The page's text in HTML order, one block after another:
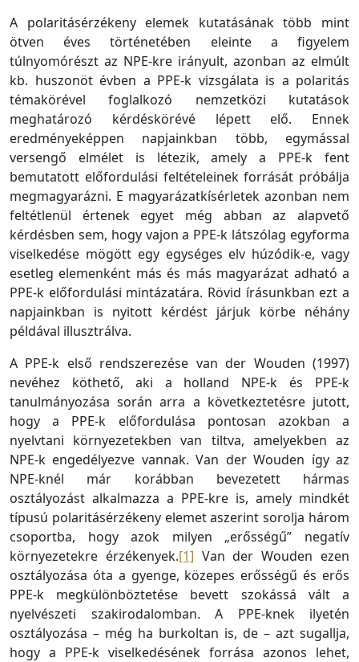
A polaritásérzékeny elemek kutatásának több mint
ötven éves történetében eleinte a figyelem
túlnyomórészt az NPE-kre irányult, azonban az elmúlt
kb. huszonöt évben a PPE-k vizsgálata is a polaritás
témakörével foglalkozó nemzetközi kutatások
meghatározó kérdéskörévé lépett elő. Ennek
eredményeképpen napjainkban több, egymással
versengő elmélet is létezik, amely a PPE-k fent
bemutatott előfordulási feltételeinek forrását próbálja
megmagyarázni. E magyarázatkísérletek azonban nem
feltétlenül értenek egyet még abban az alapvető
kérdésben sem, hogy vajon a PPE-k látszólag egyforma
viselkedése mögött egy egységes elv húzódik-e, vagy
esetleg elemenként más és más magyarázat adható a
PPE-k előfordulási mintázatára. Rövid írásunkban ezt a
napjainkban is nyitott kérdést járjuk körbe néhány
példával illusztrálva.
A PPE-k első rendszerezése van der Wouden (1997)
nevéhez köthető, aki a holland NPE-k és PPE-k
tanulmányozása során arra a következtetésre jutott,
hogy a PPE-k előfordulása pontosan azokban a
nyelvtani környezetekben van tiltva, amelyekben az
NPE-k engedélyezve vannak. Van der Wouden így az
NPE-knél már korábban bevezetett hármas
osztályozást alkalmazza a PPE-kre is, amely mindkét
típusú polaritásérzékeny elemet aszerint sorolja három
csoportba, hogy azok milyen „erősségű” negatív
környezetekre érzékenyek.[1] Van der Wouden ezen
osztályozása óta a gyenge, közepes erősségű és erős
PPE-k megkülönböztetése bevett szokássá vált a
nyelvészeti szakirodalomban. A PPE-knek ilyetén
osztályozása – még ha burkoltan is, de – azt sugallja,
hogy a PPE-k viselkedésének forrása azonos lehet,